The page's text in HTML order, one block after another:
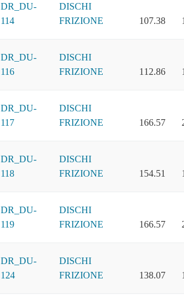
DR_DU-
114
DISCHI
FRIZIONE
107.38
DR_DU-
116
DISCHI
FRIZIONE
112.86
DR_DU-
117
DISCHI
FRIZIONE
166.57
DR_DU-
118
DISCHI
FRIZIONE
154.51
DR_DU-
119
DISCHI
FRIZIONE
166.57
DR_DU-
124
DISCHI
FRIZIONE
138.07